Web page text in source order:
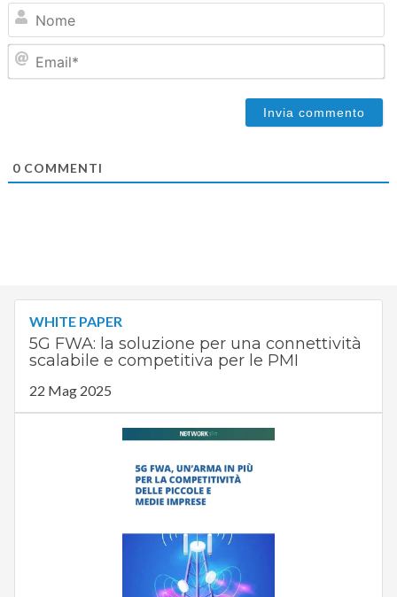
0COMMENTI
WHITE PAPER
5G FWA: la soluzione per una connettività
scalabile e competitiva per le PMI
22 Mag 2025